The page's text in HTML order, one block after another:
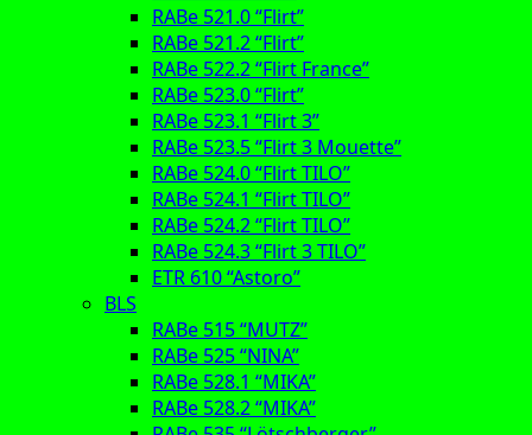
RABe 521.0 “Flirt”
RABe 521.2 “Flirt”
RABe 522.2 “Flirt France”
RABe 523.0 “Flirt”
RABe 523.1 “Flirt 3”
RABe 523.5 “Flirt 3 Mouette”
RABe 524.0 “Flirt TILO”
RABe 524.1 “Flirt TILO”
RABe 524.2 “Flirt TILO”
RABe 524.3 “Flirt 3 TILO”
ETR 610 “Astoro”
BLS
RABe 515 “MUTZ”
RABe 525 “NINA”
RABe 528.1 “MIKA”
RABe 528.2 “MIKA”